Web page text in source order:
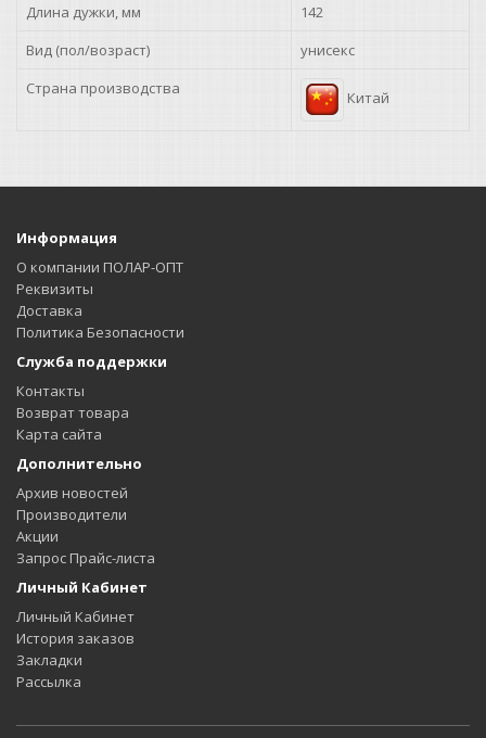
Длина дужки, мм
142
Вид (пол/возраст)
унисекс
Страна производства
Китай
Информация
О компании ПОЛАР-ОПТ
Реквизиты
Доставка
Политика Безопасности
Служба поддержки
Контакты
Возврат товара
Карта сайта
Дополнительно
Архив новостей
Производители
Акции
Запрос Прайс-листа
Личный Кабинет
Личный Кабинет
История заказов
Закладки
Рассылка